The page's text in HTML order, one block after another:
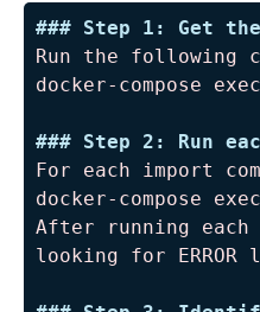
### Step 1: Get
Run the following
docker-compose
### Step 2: Run
For each import
docker-compose
After running
looking for